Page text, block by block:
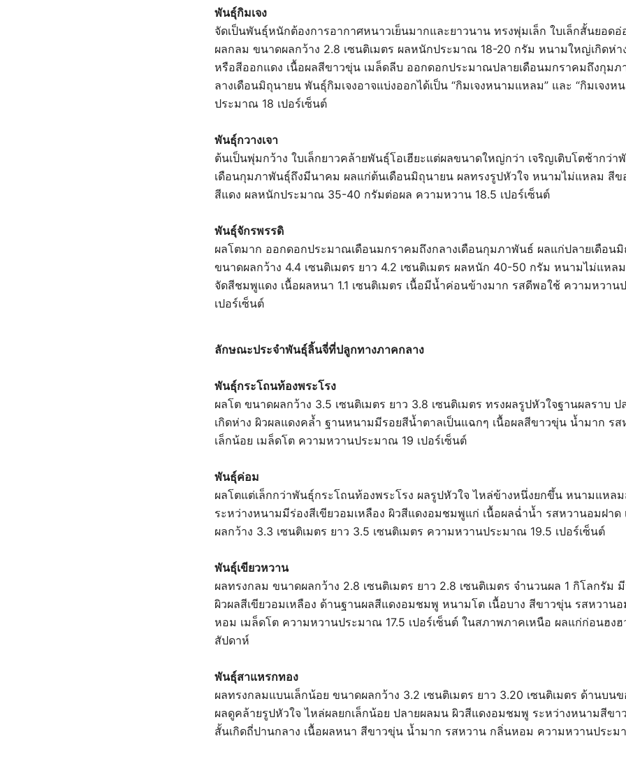
พันธุ์กิมเจง
จัดเป็นพันธุ์หนักต้องการอากาศหนาวเย็นมากและยาวนาน ทรงพุ่มเล็ก ใบเล็กสั้นยอด
ผลกลม ขนาดผลกว้าง 2.8 เซนติเมตร ผลหนักประมาณ 18-20 กรัม หนามใหญ่เกิดห่
หรือสีออกแดง เนื้อผลสีขาวขุ่น เมล็ดลีบ ออกดอกประมาณปลายเดือนมกราคมถึงกุมภ
ลางเดือนมิถุนายน พันธุ์กิมเจงอาจแบ่งออกได้เป็น “กิมเจงหนามแหลม” และ “กิมเจงห
ประมาณ 18 เปอร์เซ็นต์
พันธุ์กวางเจา
ต้นเป็นพุ่มกว้าง ใบเล็กยาวคล้ายพันธุ์โอเฮียะแต่ผลขนาดใหญ่กว่า เจริญเติบโตช้ากว่า
เดือนกุมภาพันธุ์ถึงมีนาคม ผลแก่ต้นเดือนมิถุนายน ผลทรงรูปหัวใจ หนามไม่แหลม สีข
สีแดง ผลหนักประมาณ 35-40 กรัมต่อผล ความหวาน 18.5 เปอร์เซ็นต์
พันธุ์จักรพรรดิ
ผลโตมาก ออกดอกประมาณเดือนมกราคมถึงกลางเดือนกุมภาพันธ์ ผลแก่ปลายเดือน
ขนาดผลกว้าง 4.4 เซนติเมตร ยาว 4.2 เซนติเมตร ผลหนัก 40-50 กรัม หนามไม่แหล
จัดสีชมพูแดง เนื้อผลหนา 1.1 เซนติเมตร เนื้อมีน้ำค่อนข้างมาก รสดีพอใช้ ความหวาน
เปอร์เซ็นต์
ลักษณะประจำพันธุ์ลิ้นจี่ที่ปลูกทางภาคกลาง
พันธุ์กระโถนท้องพระโรง
ผลโต ขนาดผลกว้าง 3.5 เซนติเมตร ยาว 3.8 เซนติเมตร ทรงผลรูปหัวใจฐานผลราบ
เกิดห่าง ผิวผลแดงคล้ำ ฐานหนามมีรอยสีน้ำตาลเป็นแฉกๆ เนื้อผลสีขาวขุ่น น้ำมาก รส
เล็กน้อย เมล็ดโต ความหวานประมาณ 19 เปอร์เซ็นต์
พันธุ์ค่อม
ผลโตแต่เล็กกว่าพันธุ์กระโถนท้องพระโรง ผลรูปหัวใจ ไหล่ข้างหนึ่งยกขึ้น หนามแหล
ระหว่างหนามมีร่องสีเขียวอมเหลือง ผิวสีแดงอมชมพูแก่ เนื้อผลฉ่ำน้ำ รสหวานอมฝาด
ผลกว้าง 3.3 เซนติเมตร ยาว 3.5 เซนติเมตร ความหวานประมาณ 19.5 เปอร์เซ็นต์
พันธุ์เขียวหวาน
ผลทรงกลม ขนาดผลกว้าง 2.8 เซนติเมตร ยาว 2.8 เซนติเมตร จำนวนผล 1 กิโลกรัม
ผิวผลสีเขียวอมเหลือง ด้านฐานผลสีแดงอมชมพู หนามโต เนื้อบาง สีขาวขุ่น รสหวาน
หอม เมล็ดโต ความหวานประมาณ 17.5 เปอร์เซ็นต์ ในสภาพภาคเหนือ ผลแก่ก่อนฮง
สัปดาห์
พันธุ์สาแหรกทอง
ผลทรงกลมแบนเล็กน้อย ขนาดผลกว้าง 3.2 เซนติเมตร ยาว 3.20 เซนติเมตร ด้านบน
ผลดูคล้ายรูปหัวใจ ไหล่ผลยกเล็กน้อย ปลายผลมน ผิวสีแดงอมชมพู ระหว่างหนามสีขา
สั้นเกิดถี่ปานกลาง เนื้อผลหนา สีขาวขุ่น น้ำมาก รสหวาน กลิ่นหอม ความหวานประม